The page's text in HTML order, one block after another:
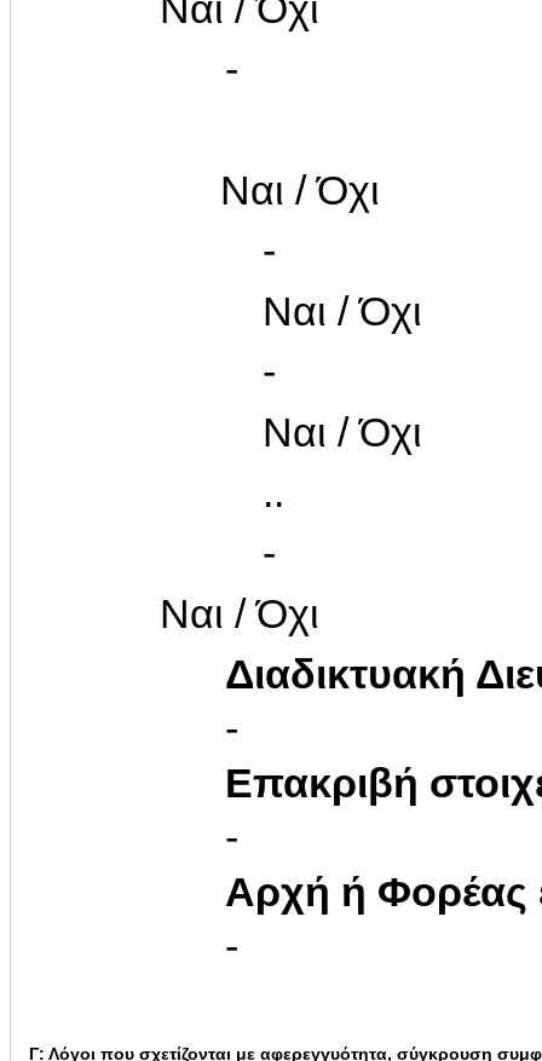
-
Ναι / Όχι
-
Ναι / Όχι
-
Ναι / Όχι
..
-
Ναι / Όχι
Διαδικτυακή
-
Επακριβή
-
Αρχή ή Φορέας
-
Γ: Λόγοι που σχετίζονται με αφερεγγυότητα, σύγκρουση